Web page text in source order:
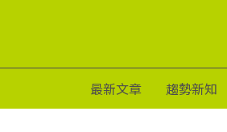
最新文章 趨勢新知